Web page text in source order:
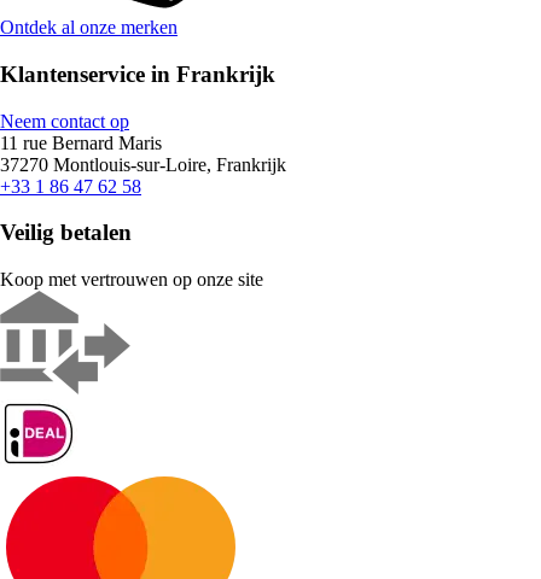
Ontdek al onze merken
Klantenservice in Frankrijk
Neem contact op
11 rue Bernard Maris
37270 Montlouis-sur-Loire, Frankrijk
+33 1 86 47 62 58
Veilig betalen
Koop met vertrouwen op onze site